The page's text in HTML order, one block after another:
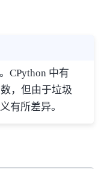
CPython 中有
，但由于垃圾
有所差异。